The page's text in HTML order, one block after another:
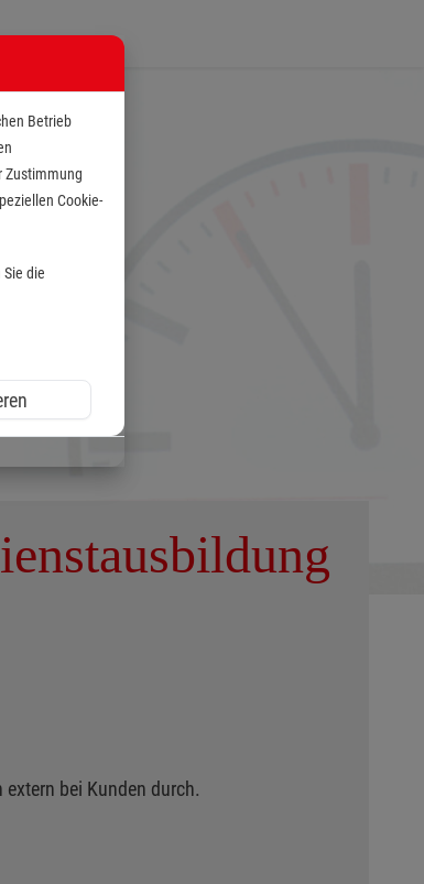
bei Kunden durch.
Betrieb
Zustimmung
Cookie-
die